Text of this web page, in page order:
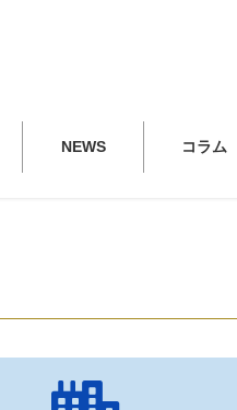
NEWS コラム